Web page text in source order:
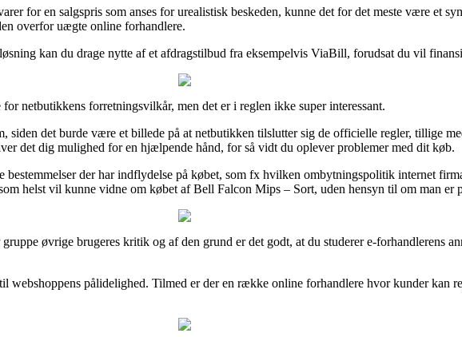
for en salgspris som anses for urealistisk beskeden, kunne det for det meste være et
overfor uægte online forhandlere.
kan du drage nytte af et afdragstilbud fra eksempelvis ViaBill, forudsat du vil
netbutikkens forretningsvilkår, men det er i reglen ikke super interessant.
siden det burde være et billede på at netbutikken tilslutter sig de officielle regler, tillige
det dig mulighed for en hjælpende hånd, for så vidt du oplever problemer med dit køb.
der har indflydelse på købet, som fx hvilken ombytningspolitik internet
helst vil kunne vidne om købet af Bell Falcon Mips – Sort, uden hensyn til om man er
øvrige brugeres kritik og af den grund er det godt, at du studerer e-forhandlerens
webshoppens pålidelighed. Tilmed er der en række online forhandlere hvor kunder kan